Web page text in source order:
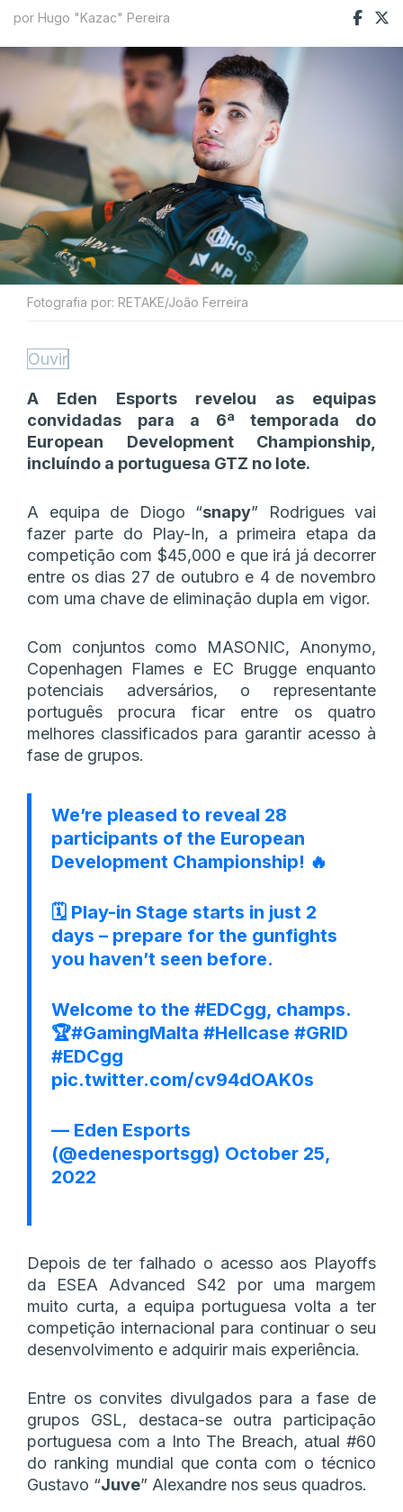
por Hugo "Kazac" Pereira
Fotografia por: RETAKE/João Ferreira
Ouvir
A Eden Esports revelou as equipas
convidadas para a 6ª temporada do
European Development Championship,
incluíndo a portuguesa GTZ no lote.
A equipa de Diogo “snapy” Rodrigues vai
fazer parte do Play-In, a primeira etapa da
competição com $45,000 e que irá já decorrer
entre os dias 27 de outubro e 4 de novembro
com uma chave de eliminação dupla em vigor.
Com conjuntos como MASONIC, Anonymo,
Copenhagen Flames e EC Brugge enquanto
potenciais adversários, o representante
português procura ficar entre os quatro
melhores classificados para garantir acesso à
fase de grupos.
We’re pleased to reveal 28
participants of the European
Development Championship! 🔥
🗓️ Play-in Stage starts in just 2
days – prepare for the gunfights
you haven’t seen before.
Welcome to the #EDCgg, champs.
🏆#GamingMalta #Hellcase #GRID
#EDCgg
pic.twitter.com/cv94dOAK0s
— Eden Esports
(@edenesportsgg) October 25,
2022
Depois de ter falhado o acesso aos Playoffs
da ESEA Advanced S42 por uma margem
muito curta, a equipa portuguesa volta a ter
competição internacional para continuar o seu
desenvolvimento e adquirir mais experiência.
Entre os convites divulgados para a fase de
grupos GSL, destaca-se outra participação
portuguesa com a Into The Breach, atual #60
do ranking mundial que conta com o técnico
Gustavo “Juve” Alexandre nos seus quadros.